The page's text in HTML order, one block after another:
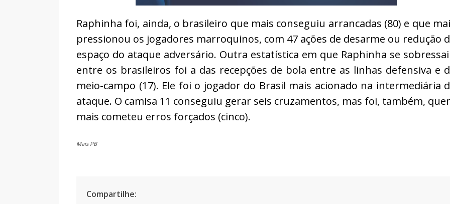
Raphinha foi, ainda, o brasileiro que mais conseguiu arrancadas (80) e que
pressionou os jogadores marroquinos, com 47 ações de desarme ou redução
espaço do ataque adversário. Outra estatística em que Raphinha se
entre os brasileiros foi a das recepções de bola entre as linhas defensiva e
meio-campo (17). Ele foi o jogador do Brasil mais acionado na intermediária
ataque. O camisa 11 conseguiu gerar seis cruzamentos, mas foi, também,
mais cometeu erros forçados (cinco).
Mais PB
Compartilhe: